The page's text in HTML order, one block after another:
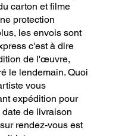
carton et filme
protection
les envois sont
c'est à dire
de l'œuvre,
le lendemain. Quoi
vous
expédition pour
de livraison
rendez-vous est